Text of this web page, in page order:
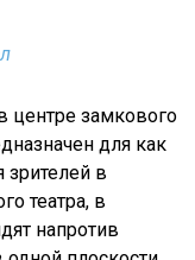
центре замкового
для как
в
театра, в
напротив